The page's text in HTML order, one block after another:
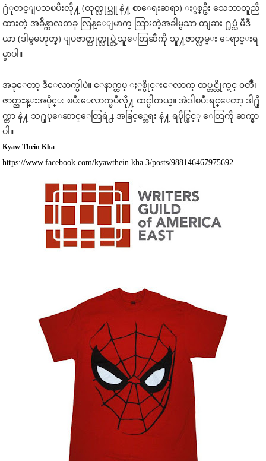
႐ံုတင္ျပသၿပီးလို႔ (ထုတ္လုပ္သူ နဲ႔ စာေရးဆရာ) ႏွစ္ဦး သေဘာတူညီ
ထားတဲ့ အခ်ိန္ကာလတခု လြန္ေျမာက္ သြားတဲ့အခါမွသာ တျခား ႐ုပ္သံ မီဒီ
ယာ (ဒါမွမဟုတ္) ျပဇာတ္ထုတ္လုပ္တဲ့သူေတြဆီကို သူ႔ဇာတ္လမ္း ေရာင္းရ
မွာပါ။
အခုေတာ့ ဒီေလာက္ပါပဲ။ ေနာက္ထပ္ ႏွစ္ပိုင္းေလာက္ ထပ္တင္လိုက္ရင္ ၀တၳဳ၊
ဇာတ္ညႊန္းအပိုင္း ၿပီးေလာက္ၿပီလို႔ ထင္ပါတယ္။ အဲဒါၿပီးရင္ေတာ့ ဒါ႐ို
က္တာ နဲ႔ သ႐ုပ္ေဆာင္ေတြရဲ႕ အခြင့္အေရး နဲ႔ ရပိုင္ခြင့္ ေတြကို ဆက္မွာ
ပါ။
Kyaw Thein Kha
https://www.facebook.com/kyawthein.kha.3/posts/988146467975692